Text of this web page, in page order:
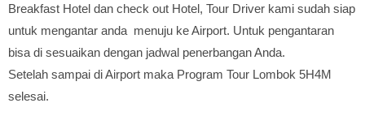
Breakfast Hotel dan check out Hotel, Tour Driver kami sudah siap
untuk mengantar anda menuju ke Airport. Untuk pengantaran
bisa di sesuaikan dengan jadwal penerbangan Anda.
Setelah sampai di Airport maka Program Tour Lombok 5H4M
selesai.